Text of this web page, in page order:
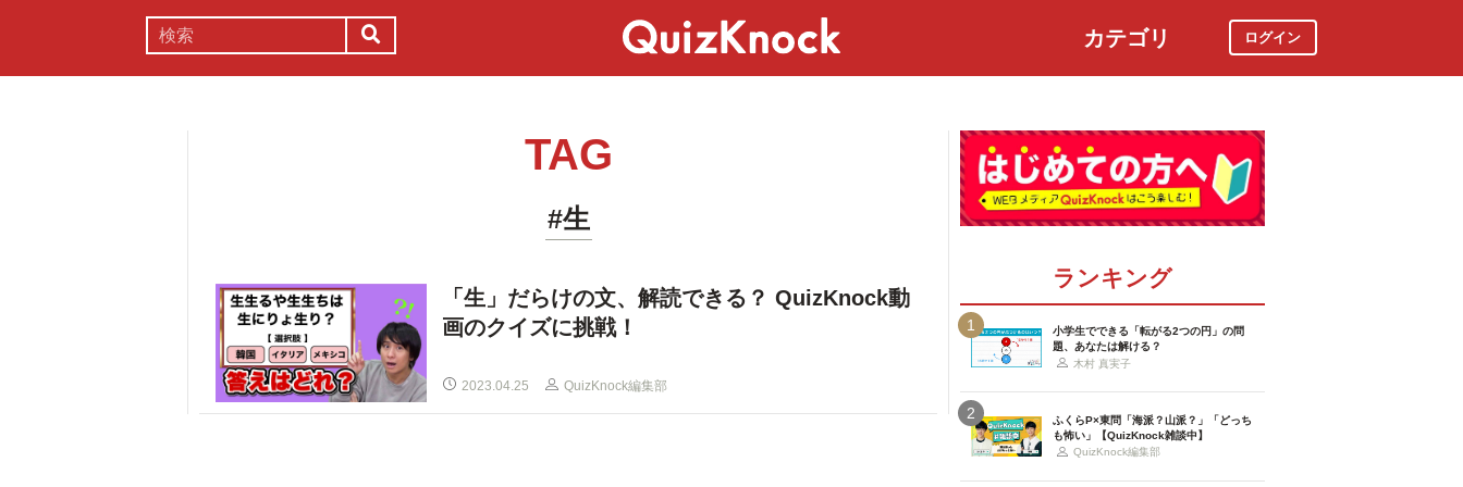
カテゴリ ログイン
TAG
#生
「生」だらけの文、解読できる？ QuizKnock動
画のクイズに挑戦！
2023.04.25 QuizKnock編集部
ランキング
1
小学生でできる「転がる2つの円」の問
題、あなたは解ける？
木村 真実子
2
ふくらP×東問「海派？山派？」「どっち
も怖い」【QuizKnock雑談中】
QuizKnock編集部